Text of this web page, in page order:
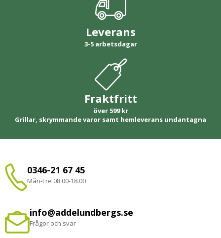
Leverans
3-5 arbetsdagar
Fraktfritt
över 599 kr
Grillar, skrymmande varor samt hemleverans undantagna
0346-21 67 45
Mån-Fre 08.00-18.00
info@addelundbergs.se
Frågor och svar